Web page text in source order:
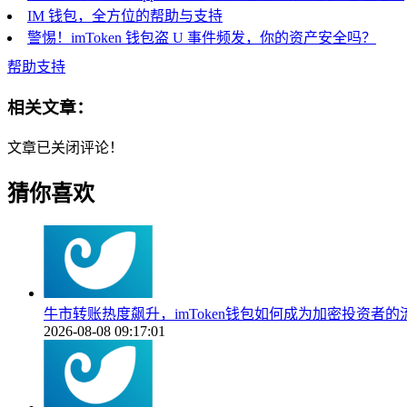
IM 钱包，全方位的帮助与支持
警惕！imToken 钱包盗 U 事件频发，你的资产安全吗？
帮助支持
相关文章：
文章已关闭评论！
猜你喜欢
牛市转账热度飙升，imToken钱包如何成为加密投资者的
2026-08-08 09:17:01